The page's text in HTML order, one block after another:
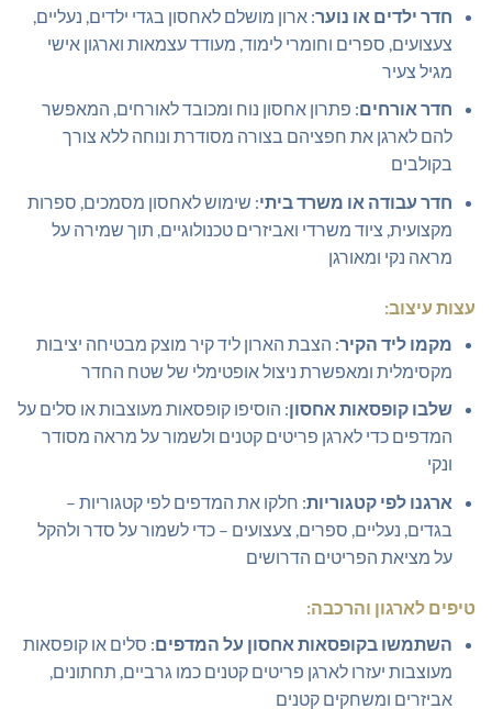
חדר ילדים או נוער: ארון מושלם לאחסון בגדי ילדים, נעליים,
צעצועים, ספרים וחומרי לימוד, מעודד עצמאות וארגון אישי
מגיל צעיר
חדר אורחים: פתרון אחסון נוח ומכובד לאורחים, המאפשר
להם לארגן את חפציהם בצורה מסודרת ונוחה ללא צורך
בקולבים
חדר עבודה או משרד ביתי: שימוש לאחסון מסמכים, ספרות
מקצועית, ציוד משרדי ואביזרים טכנולוגיים, תוך שמירה על
מראה נקי ומאורגן
עצות עיצוב:
מקמו ליד הקיר: הצבת הארון ליד קיר מוצק מבטיחה יציבות
מקסימלית ומאפשרת ניצול אופטימלי של שטח החדר
שלבו קופסאות אחסון: הוסיפו קופסאות מעוצבות או סלים על
המדפים כדי לארגן פריטים קטנים ולשמור על מראה מסודר
ונקי
ארגנו לפי קטגוריות: חלקו את המדפים לפי קטגוריות –
בגדים, נעליים, ספרים, צעצועים – כדי לשמור על סדר ולהקל
על מציאת הפריטים הדרושים
טיפים לארגון והרכבה:
השתמשו בקופסאות אחסון על המדפים: סלים או קופסאות
מעוצבות יעזרו לארגן פריטים קטנים כמו גרביים, תחתונים,
אביזרים ומשחקים קטנים